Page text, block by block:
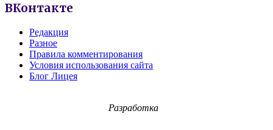
ВКонтакте
Редакция
Разное
Правила комментирования
Условия использования сайта
Блог Лицея
Разработка